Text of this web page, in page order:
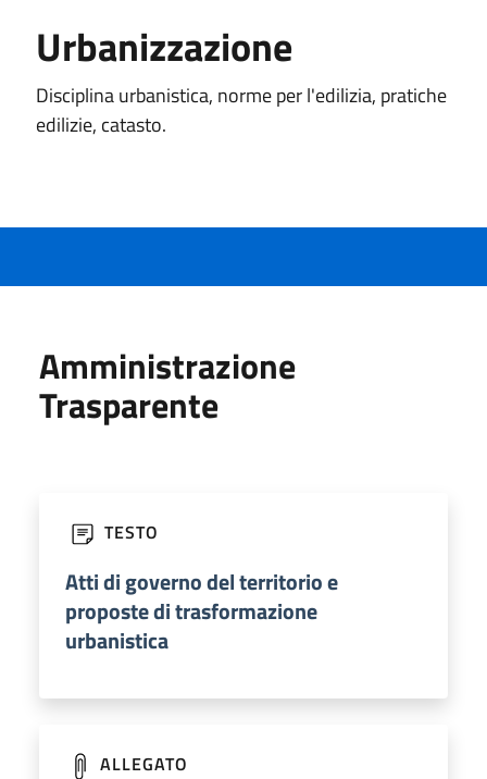
Urbanizzazione
Disciplina urbanistica, norme per l'edilizia, pratiche
edilizie, catasto.
Amministrazione
Trasparente
TESTO
Atti di governo del territorio e
proposte di trasformazione
urbanistica
ALLEGATO